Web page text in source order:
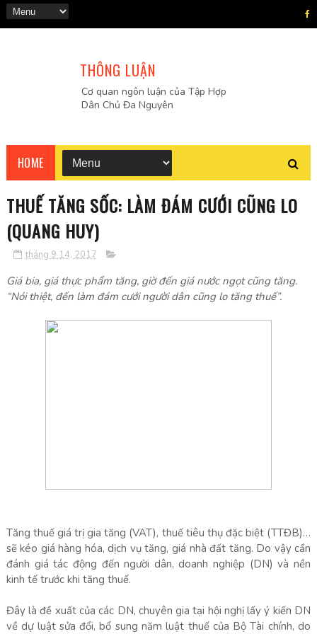
THÔNG LUẬN
Cơ quan ngôn luận của Tập Hợp
Dân Chủ Đa Nguyên
HOME
THUẾ TĂNG SỐC: LÀM ĐÁM CƯỚI CŨNG LO
(QUANG HUY)
tháng 9 14, 2017
Giá bia, giá thực phẩm tăng, giờ đến giá nước ngọt cũng tăng.
“Nói thiệt, đến làm đám cưới người dân cũng lo tăng thuế”.
Tăng thuế giá trị gia tăng (VAT), thuế tiêu thụ đặc biệt (TTĐB)…
sẽ kéo giá hàng hóa, dịch vụ tăng, giá nhà đất tăng. Do vậy cần
đánh giá tác động đến người dân, doanh nghiệp (DN) và nền
kinh tế trước khi tăng thuế.
Đây là đề xuất của các DN, chuyên gia tại hội nghị lấy ý kiến DN
về dự luật sửa đổi, bổ sung năm luật thuế của Bộ Tài chính, do